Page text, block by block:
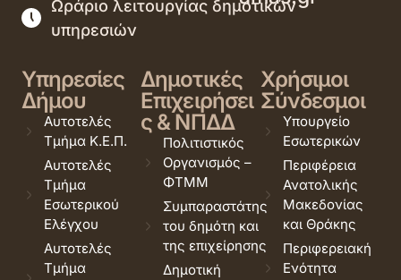
Ωράριο λειτουργίας δημοτικών
υπηρεσιών
Υπηρεσίες
Δήμου
Αυτοτελές
Τμήμα Κ.Ε.Π.
Αυτοτελές
Τμήμα
Εσωτερικού
Ελέγχου
Αυτοτελές
Τμήμα
Δημοτικές
Επιχειρήσει
ς & ΝΠΔΔ
Πολιτιστικός
Οργανισμός –
ΦΤΜΜ
Συμπαραστάτης
του δημότη και
της επιχείρησης
Δημοτική
Χρήσιμοι
Σύνδεσμοι
Υπουργείο
Εσωτερικών
Περιφέρεια
Ανατολικής
Μακεδονίας
και Θράκης
Περιφερειακή
Ενότητα